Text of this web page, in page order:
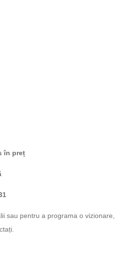
în preț
sau pentru a programa o vizionare,